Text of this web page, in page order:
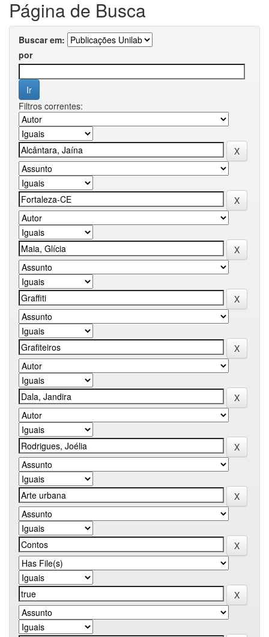
Página de Busca
Buscar em:
por
Filtros correntes: